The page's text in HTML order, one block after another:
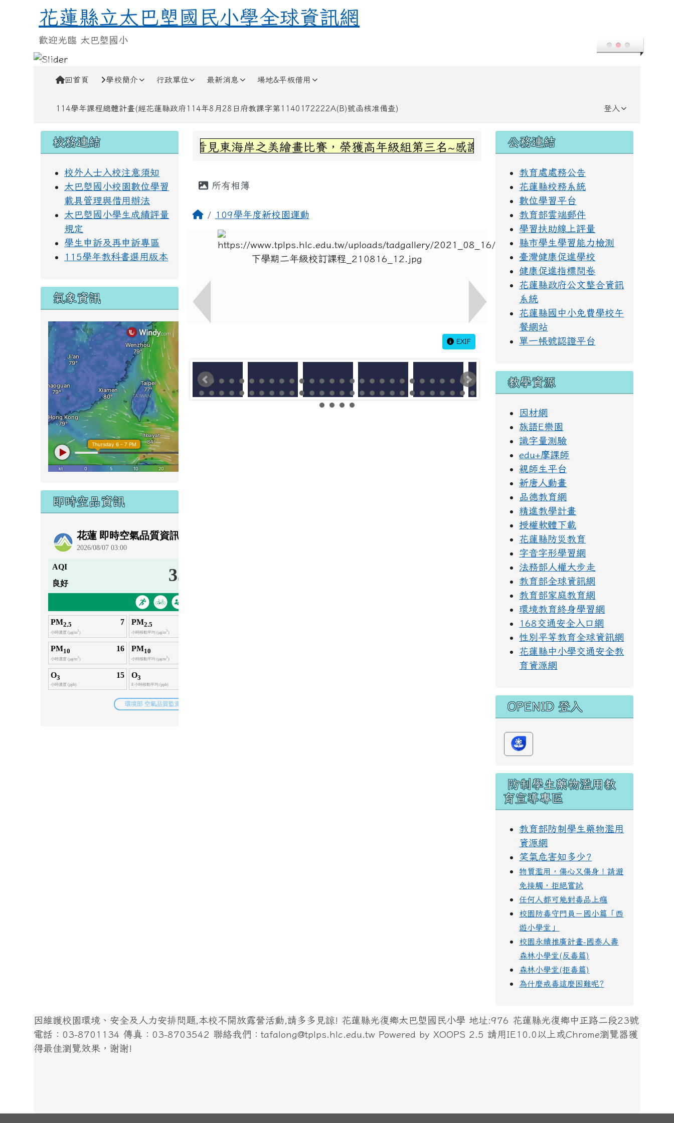
跳至主內容區
花蓮縣立太巴塱國民小學全球資訊網
花蓮縣立太巴塱國民小學全球資訊網
歡迎光臨 太巴塱國小
回首頁 學校簡介 行政單位 最新消息 場地&平板借用
114學年課程總體計畫(經花蓮縣政府114年8月28日府教課字第1140172222A(B)號函核准備查) 登入
左邊區域內容
校務連結
校外人士入校注意須知
太巴塱國小校園數位學習
載具管理與借用辦法
太巴塱國小學生成績評量
規定
學生申訴及再申訴專區
115學年教科書選用版本
氣象資訊
即時空品資訊
上中區域內容
賀!六甲林凱萱參加-看見東海岸之美繪畫比賽，榮獲高年級組第三名~感謝丞左老師指導~
主內容區域
所有相簿
回首頁109學年度新校園運動
EXIF
右邊區域內容
公務連結
教育處處務公告
花蓮縣校務系統
數位學習平台
教育部雲端郵件
學習扶助線上評量
縣市學生學習能力檢測
臺灣健康促進學校
健康促進指標問卷
花蓮縣政府公文整合資訊
系統
花蓮縣國中小免費學校午
餐網站
單一帳號認證平台
教學資源
因材網
族語E樂園
識字量測驗
edu+摩課師
親師生平台
新唐人動畫
品德教育網
精進教學計畫
授權軟體下載
花蓮縣防災教育
字音字形學習網
法務部人權大步走
教育部全球資訊網
教育部家庭教育網
環境教育終身學習網
168交通安全入口網
性別平等教育全球資訊網
花蓮縣中小學交通安全教
育資源網
OPENID 登入
防制學生藥物濫用教
育宣導專區
教育部防制學生藥物濫用
資源網
笑氣危害知多少?
物質濫用，傷心又傷身！請避
免接觸，拒絕嘗試
任何人都可能對毒品上癮
校園防毒守門員－國小篇「西
遊小學堂」
校園永續推廣計畫-國泰人壽
森林小學堂(反毒篇)
森林小學堂(拒毒篇)
為什麼戒毒這麼困難呢?
頁尾區域
因維護校園環境、安全及人力安排問題,本校不開放露營活動,請多多見諒! 花蓮縣光復鄉太巴塱國民小學 地址:976 花蓮縣光復鄉中正路二段23號
電話：03-8701134 傳真：03-8703542 聯絡我們：tafalong@tplps.hlc.edu.tw Powered by XOOPS 2.5 請用IE10.0以上或Chrome瀏覽器獲
得最佳瀏覽效果，謝謝!